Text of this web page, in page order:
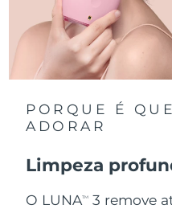
PORQUE É
ADORAR
Limpeza
O LUNATM
3 remove
Singapura
Eslováquia
Eslovênia
Coreia do Sul